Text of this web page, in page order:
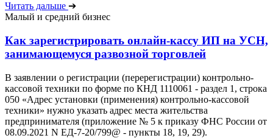
Читать дальше ➔
Малый и средний бизнес
Как зарегистрировать онлайн-кассу ИП на УСН,
занимающемуся развозной торговлей
В заявлении о регистрации (перерегистрации) контрольно-
кассовой техники по форме по КНД 1110061 - раздел 1, строка
050 «Адрес установки (применения) контрольно-кассовой
техники» нужно указать адрес места жительства
предпринимателя (приложение № 5 к приказу ФНС России от
08.09.2021 N ЕД-7-20/799@ - пункты 18, 19, 29).